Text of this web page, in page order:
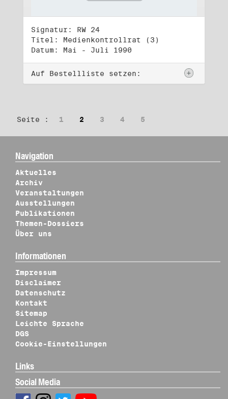
Signatur: RW 24
Titel: Medienkontrollrat (3)
Datum: Mai - Juli 1990
Auf Bestellliste setzen:
Seite : 1 2 3 4 5
Navigation
Aktuelles
Archiv
Veranstaltungen
Ausstellungen
Publikationen
Themen-Dossiers
Über uns
Informationen
Impressum
Disclaimer
Datenschutz
Kontakt
Sitemap
Leichte Sprache
DGS
Cookie-Einstellungen
Links
Social Media